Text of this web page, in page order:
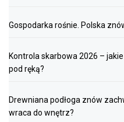
Gospodarka rośnie. Polska
Kontrola skarbowa 2026 –
pod ręką?
Drewniana podłoga znów
wraca do wnętrz?